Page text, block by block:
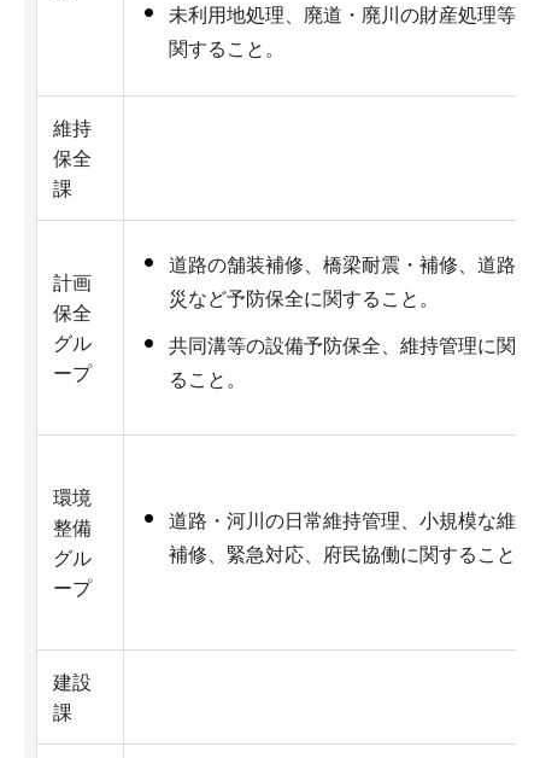
未利用地処理、廃道・廃川の財産処理等に
関すること。
維持
保全
課
計画
保全
グル
ープ
道路の舗装補修、橋梁耐震・補修、道路防
災など予防保全に関すること。
共同溝等の設備予防保全、維持管理に関す
ること。
環境
整備
グル
ープ
道路・河川の日常維持管理、小規模な維持
補修、緊急対応、府民協働に関すること。
建設
課